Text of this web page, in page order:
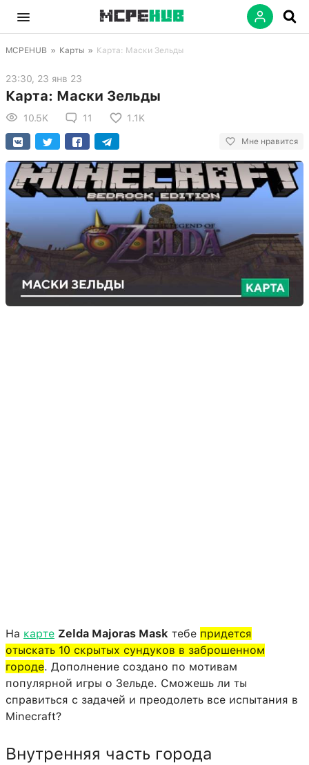
MCPEHUB » Карты » Карта: Маски Зельды
23:30, 23 янв 23
Карта: Маски Зельды
10.5K 11 1.1K
Мне нравится
На карте Zelda Majoras Mask тебе придется
отыскать 10 скрытых сундуков в заброшенном
городе. Дополнение создано по мотивам
популярной игры о Зельде. Сможешь ли ты
справиться с задачей и преодолеть все испытания в
Minecraft?
Внутренняя часть города